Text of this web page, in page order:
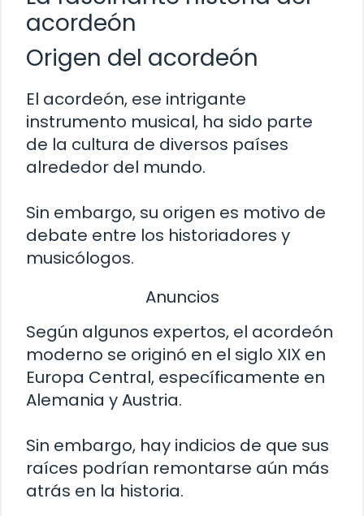
acordeón
Origen del acordeón
El acordeón, ese intrigante
instrumento musical, ha sido parte
de la cultura de diversos países
alrededor del mundo.
Sin embargo, su origen es motivo de
debate entre los historiadores y
musicólogos.
Anuncios
Según algunos expertos, el acordeón
moderno se originó en el siglo XIX en
Europa Central, específicamente en
Alemania y Austria.
Sin embargo, hay indicios de que sus
raíces podrían remontarse aún más
atrás en la historia.